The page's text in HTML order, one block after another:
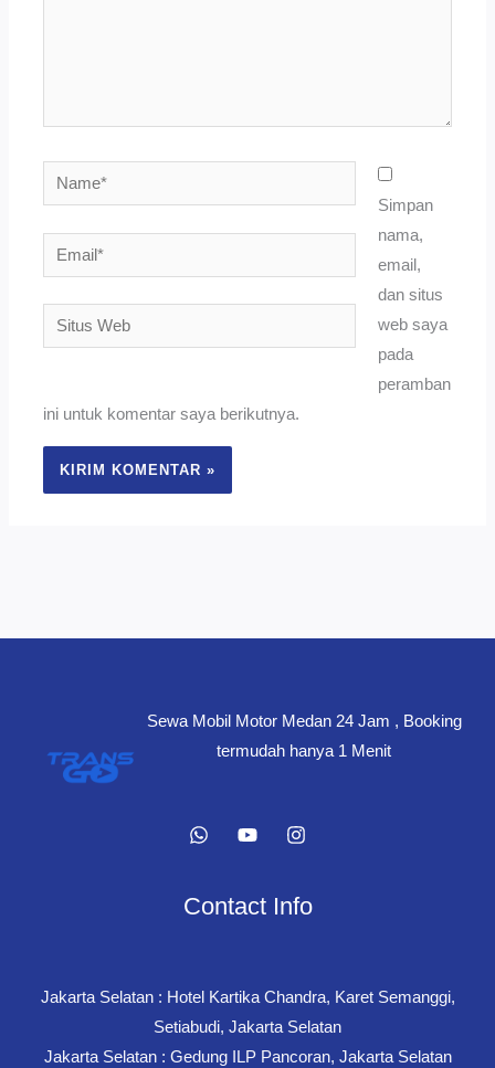
Name*
Email*
Situs
Web
Simpan
nama,
email,
dan situs
web saya
pada
peramban
ini untuk komentar saya berikutnya.
Sewa Mobil Motor Medan 24 Jam , Booking
termudah hanya 1 Menit
Contact Info
Jakarta Selatan : Hotel Kartika Chandra, Karet Semanggi,
Setiabudi, Jakarta Selatan
Jakarta Selatan : Gedung ILP Pancoran, Jakarta Selatan